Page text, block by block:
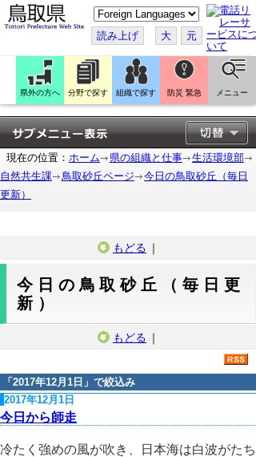
こ
の
ペ
ー
ジ
翻
訳
す
る
読み上げ 大 元
県外の方へ 分野で探す 組織で探す 防災 緊急 メニュー
現在の位置： ホーム 県の組織と仕事
生活環境部
自然共生課
鳥取砂丘ページ
今日の鳥取砂丘（毎日
更新）
もどる ｜
今日の鳥取砂丘（毎日更
新）
もどる ｜
「 2017年12月1日 」で絞込み
2017年12月1日
今日から師走
冷たく強めの風が吹き、日本海は白波がたち